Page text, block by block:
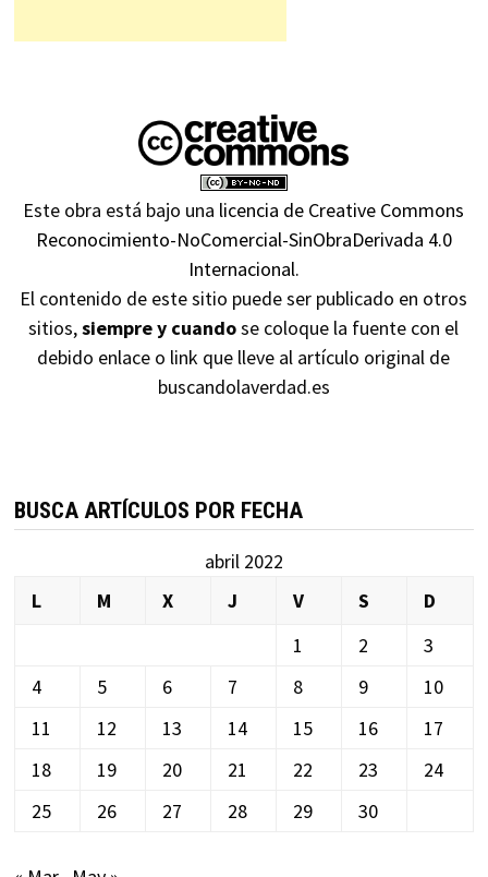
Este obra está bajo una licencia de Creative Commons
Reconocimiento-NoComercial-SinObraDerivada 4.0
Internacional.
El contenido de este sitio puede ser publicado en otros
sitios,siempre y cuandose coloque la fuente con el
debido enlace o link que lleve al artículo original de
buscandolaverdad.es
BUSCA ARTÍCULOS POR FECHA
abril 2022
L
M X J V S
D
1
2
3
4
5 6 7 8 9
10
11
12 13 14 15 16
17
18
19 20 21 22 23
24
25
26 27 28 29 30